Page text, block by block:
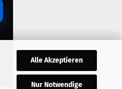
Alle Akzeptieren
Nur Notwendige